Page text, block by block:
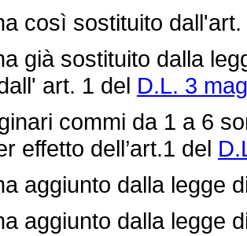
così sostituito
già sostituito dalla
art. 1 del D.L. 3
commi da 1 a 6
effetto dell’art.1 del
aggiunto dalla legge
aggiunto dalla legge